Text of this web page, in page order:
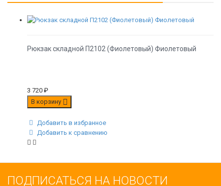
Рюкзак складной П2102 (Фиолетовый) Фиолетовый
3 720 ₽
В корзину
Добавить в избранное
Добавить к сравнению
ПОДПИСАТЬСЯ НА НОВОСТИ